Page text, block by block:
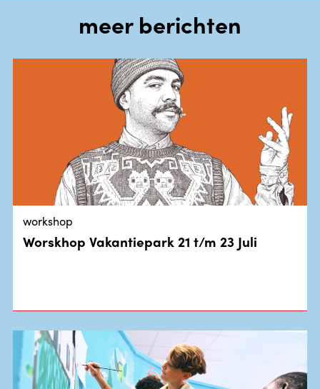
meer berichten
workshop
Worskhop Vakantiepark 21 t/m 23 Juli